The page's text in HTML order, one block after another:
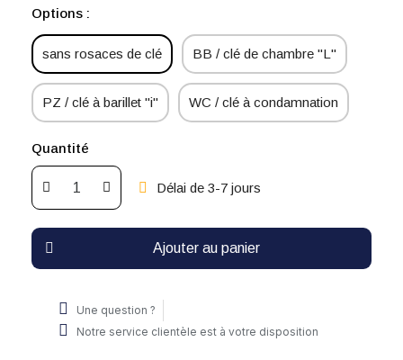
Options :
sans rosaces de clé BB / clé de chambre "L"
PZ / clé à barillet "i" WC / clé à condamnation
Quantité
Délai de 3-7 jours
Ajouter au panier
Une question ?
Notre service clientèle est à votre disposition